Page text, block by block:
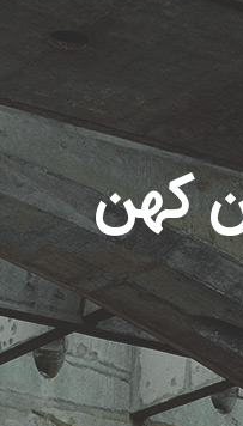
کهن